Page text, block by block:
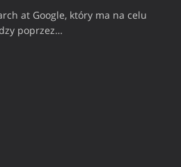
at Google, który ma na celu
poprzez…